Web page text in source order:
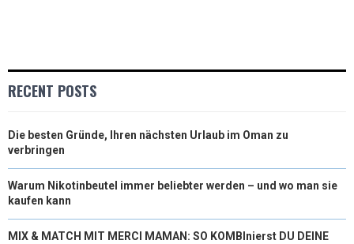
RECENT POSTS
Die besten Gründe, Ihren nächsten Urlaub im Oman zu
verbringen
Warum Nikotinbeutel immer beliebter werden – und wo man sie
kaufen kann
MIX & MATCH MIT MERCI MAMAN: SO KOMBInierst DU DEINE